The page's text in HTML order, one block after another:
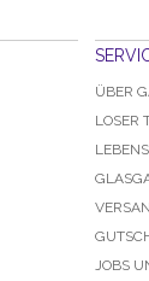
ÜBER
LOSER
JOBS